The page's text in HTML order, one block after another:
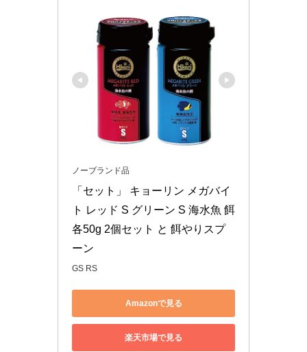
ノーブランド品
「セット」 キョーリン メガバイ
ト レッド S グリーン S 海水魚 餌
各50g 2個セット と 餌やりスプ
ーン
GS RS
Amazonで見る
楽天市場で見る